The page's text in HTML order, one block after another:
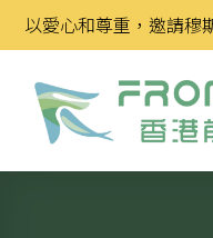
Skip
to
content
以愛心和尊重，邀請穆